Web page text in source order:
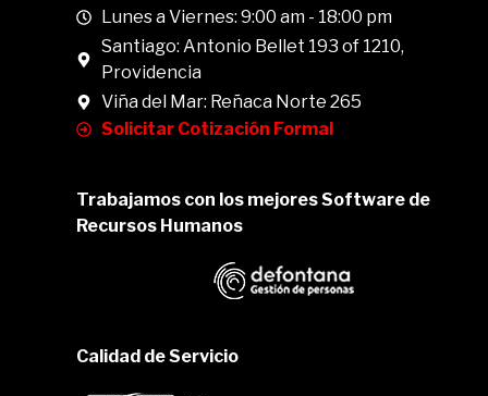
Lunes a Viernes: 9:00 am - 18:00 pm
Santiago: Antonio Bellet 193 of 1210,
Providencia
Viña del Mar: Reñaca Norte 265
Solicitar Cotización Formal
Trabajamos con los mejores Software de
Recursos Humanos
Calidad de Servicio